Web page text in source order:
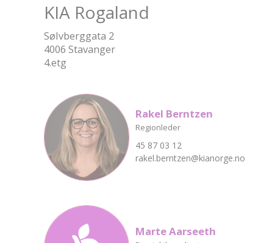
KIA Rogaland
Sølvberggata 2
4006 Stavanger
4.etg
Rakel Berntzen
Regionleder
45 87 03 12
rakel.berntzen@kianorge.no
Marte Aarseeth